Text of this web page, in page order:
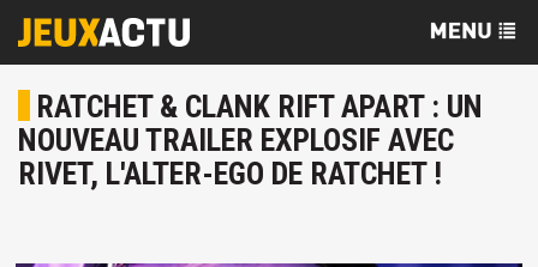
RATCHET & CLANK RIFT APART : UN
NOUVEAU TRAILER EXPLOSIF AVEC
RIVET, L'ALTER-EGO DE RATCHET !